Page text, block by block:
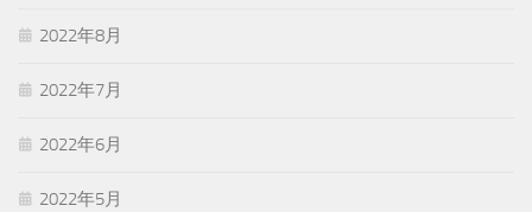
2022年8月
2022年7月
2022年6月
2022年5月